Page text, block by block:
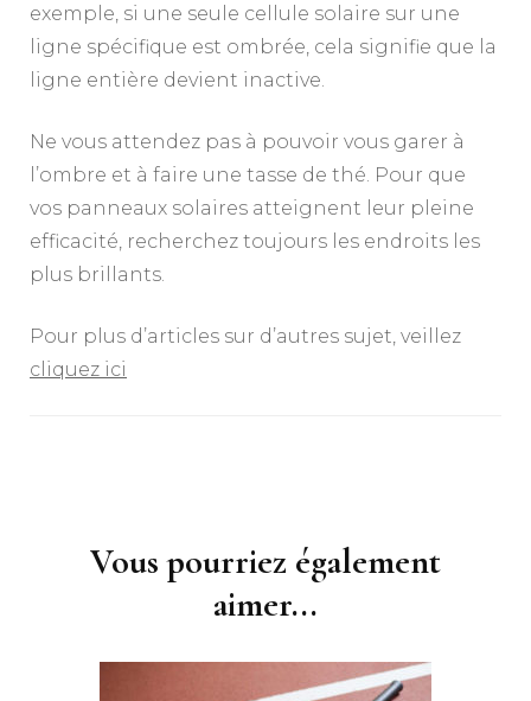
exemple, si une seule cellule solaire sur une
ligne spécifique est ombrée, cela signifie que la
ligne entière devient inactive.
Ne vous attendez pas à pouvoir vous garer à
l’ombre et à faire une tasse de thé. Pour que
vos panneaux solaires atteignent leur pleine
efficacité, recherchez toujours les endroits les
plus brillants.
Pour plus d’articles sur d’autres sujet, veillez
cliquez ici
Vous pourriez également
aimer...